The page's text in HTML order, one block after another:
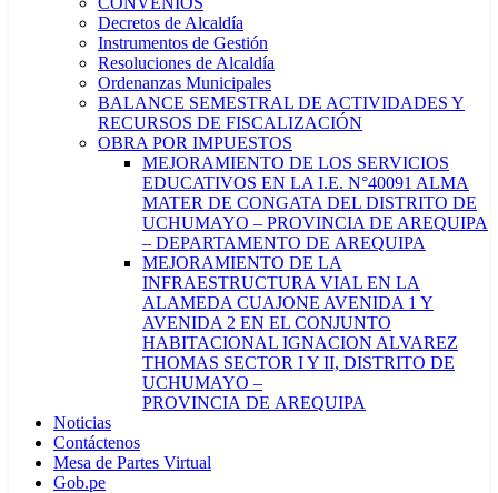
Decretos de Alcaldía
Instrumentos de Gestión
Resoluciones de Alcaldía
Ordenanzas Municipales
BALANCE SEMESTRAL DE ACTIVIDADES Y
RECURSOS DE FISCALIZACIÓN
OBRA POR IMPUESTOS
MEJORAMIENTO DE LOS SERVICIOS
EDUCATIVOS EN LA I.E. N°40091 ALMA
MATER DE CONGATA DEL DISTRITO DE
UCHUMAYO – PROVINCIA DE AREQUIPA
– DEPARTAMENTO DE AREQUIPA
MEJORAMIENTO DE LA
INFRAESTRUCTURA VIAL EN LA
ALAMEDA CUAJONE AVENIDA 1 Y
AVENIDA 2 EN EL CONJUNTO
HABITACIONAL IGNACION ALVAREZ
THOMAS SECTOR I Y II, DISTRITO DE
UCHUMAYO –
PROVINCIA DE AREQUIPA
Noticias
Contáctenos
Mesa de Partes Virtual
Gob.pe